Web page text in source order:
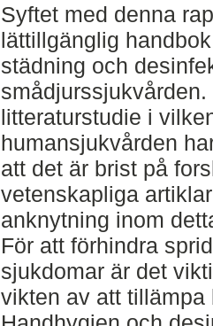
Syftet med denna
lättillgänglig
städning och
litteraturstudie i
humansjukvården
att det är brist på
vetenskapliga
anknytning inom
För att förhindra
sjukdomar är det
vikten av att tillämpa